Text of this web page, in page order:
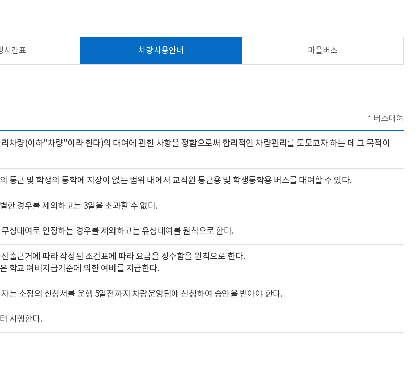
시간표 차량사용안내 마을버스
버스대여
차량(이하"차량"이라 한다)의 대여에 관한 사항을 정함으로써 합리적인 차량관리를 도모코자 하는 데 그 목적이
통근 및 학생의 통학에 지장이 없는 범위 내에서 교직원 통근용 및 학생통학용 버스를 대여할 수 있다.
한 경우를 제외하고는 3일을 초과할 수 없다.
상대여로 인정하는 경우를 제외하고는 유상대여를 원칙으로 한다.
출근거에 따라 작성된 조건표에 따라 요금을 징수함을 원칙으로 한다.
학교 여비지급기준에 의한 여비를 지급한다.
는 소정의 신청서를 운행 5일전까지 차량운영팀에 신청하여 승인을 받아야 한다.
시행한다.